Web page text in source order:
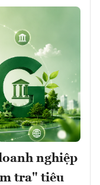
nghiệp
tra" tiêu